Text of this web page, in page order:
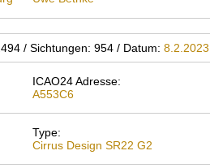
/ Sichtungen: 954 / Datum: 8.2.2023
ICAO24 Adresse:
A553C6
Type:
Cirrus Design SR22 G2